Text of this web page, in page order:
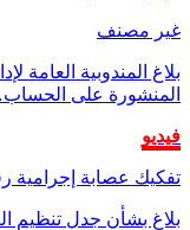
غير مصنف
بلاغ المندوبية العامة
المنشورة على
فيديو
تفكيك عصابة إجرامية
بلاغ بشأن جدل تنظيم